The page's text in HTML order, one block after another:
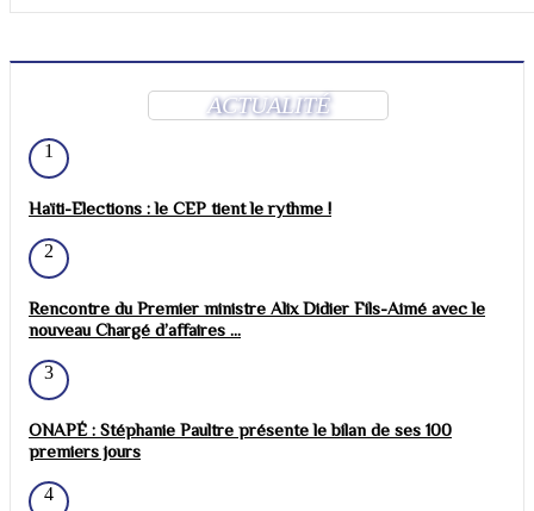
ACTUALITÉ
1
Haïti-Elections : le CEP tient le rythme !
2
Rencontre du Premier ministre Alix Didier Fils-Aimé avec le
nouveau Chargé d’affaires ...
3
ONAPÉ : Stéphanie Paultre présente le bilan de ses 100
premiers jours
4